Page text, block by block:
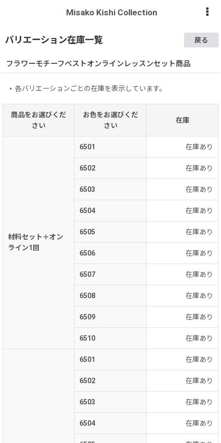
Misako Kishi Collection
バリエーション在庫一覧 戻る
フラワーモチーフベストオンラインレッスンセット商品
各バリエーションごとの在庫を表示しています。
商品をお選びくだ
さい
お色をお選びくだ
さい
在庫
材料セット＋オン
ライン1回
6501 在庫あり
6502 在庫あり
6503 在庫あり
6504 在庫あり
6505 在庫あり
6506 在庫あり
6507 在庫あり
6508 在庫あり
6509 在庫あり
6510 在庫あり
6501 在庫あり
6502 在庫あり
6503 在庫あり
6504 在庫あり